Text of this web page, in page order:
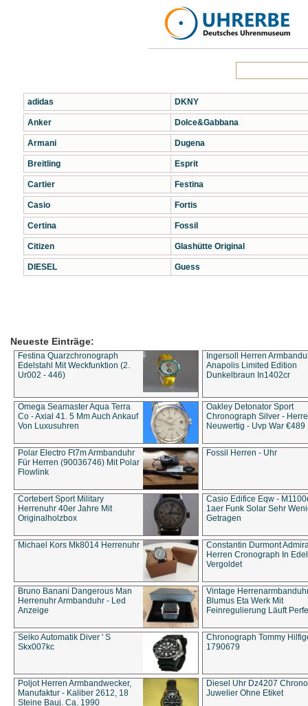
adidas
Anker
Armani
Breitling
Cartier
Casio
Certina
Citizen
DIESEL
DKNY
Dolce&Gabbana
Dugena
Esprit
Festina
Fortis
Fossil
Glashütte Original
Guess
Neueste Einträge:
Festina Quarzchronograph
Edelstahl Mit Weckfunktion (2.
Ur002 - 446)
Ingersoll Herren
Anapolis Limited Edition
Dunkelbraun In1402cr
Omega Seamaster Aqua Terra
Co - Axial 41. 5 Mm Auch Ankauf
Von Luxusuhren
Oakley Detonator Sport
Chronograph Silver -
Neuwertig - Uvp War €489
Polar Electro Ft7m Armbanduhr
Für Herren (90036746) Mit Polar
Flowlink
Fossil Herren - Uhr
Cortebert Sport Military
Herrenuhr 40er Jahre Mit
Originalholzbox
Casio Edifice Eqw -
1aer Funk Solar Sehr
Getragen
Michael Kors Mk8014 Herrenuhr
Constantin Durmont
Herren Cronograph In
Vergoldet
Bruno Banani Dangerous Man
Herrenuhr Armbanduhr - Led
Anzeige
Vintage
Blumus Eta Werk Mit
Feinregulierung Läuft
Seiko Automatik Diver ' S
Skx007kc
Chronograph Tommy
1790679
Poljot Herren Armbandwecker,
Manufaktur - Kaliber 2612, 18
Steine Bauj. Ca. 1990
Diesel Uhr Dz4207
Juwelier Ohne Etiket